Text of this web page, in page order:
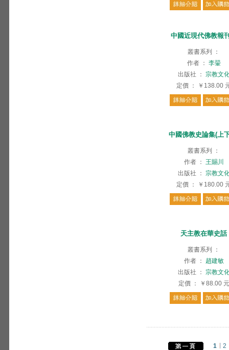
中國近現代佛教報
叢書系列
：
作者 ： 李翬
出版社
： 宗教文
定價 ： ￥138.00
中國佛教史論集(上
叢書系列
：
作者 ： 王賜川
出版社
： 宗教文
定價 ： ￥180.00
天主教在華史話
叢書系列
：
作者 ：
趙建敏
出版社
： 宗教文
定價 ： ￥88.00 元
1 2